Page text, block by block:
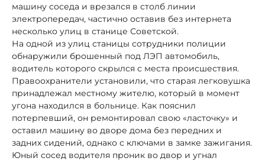
машину соседа и врезался в столб линии
электропередач, частично оставив без интернета
несколько улиц в станице Советской.
На одной из улиц станицы сотрудники полиции
обнаружили брошенный под ЛЭП автомобиль,
водитель которого скрылся с места происшествия.
Правоохранители установили, что старая легковушка
принадлежал местному жителю, который в момент
угона находился в больнице. Как пояснил
потерпевший, он ремонтировал свою «ласточку» и
оставил машину во дворе дома без передних и
задних сидений, однако с ключами в замке зажигания.
Юный сосед водителя проник во двор и угнал